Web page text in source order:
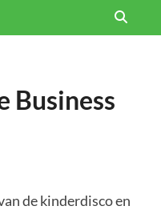
Business
de kinderdisco en